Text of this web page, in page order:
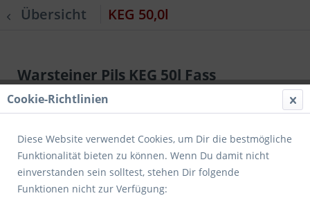
Übersicht KEG 50,0l
Warsteiner Pils KEG 50l Fass
Cookie-Richtlinien
Diese Website verwendet Cookies, um Dir die bestmögliche
Funktionalität bieten zu können. Wenn Du damit nicht
einverstanden sein solltest, stehen Dir folgende
Funktionen nicht zur Verfügung: